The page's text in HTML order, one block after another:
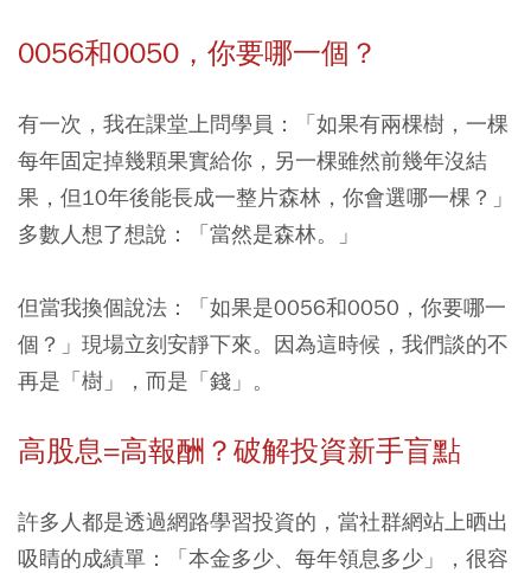
0056和0050，你要哪一個？
有一次，我在課堂上問學員：「如果有兩棵樹，一棵
每年固定掉幾顆果實給你，另一棵雖然前幾年沒結
果，但10年後能長成一整片森林，你會選哪一棵？」
多數人想了想說：「當然是森林。」
但當我換個說法：「如果是0056和0050，你要哪一
個？」現場立刻安靜下來。因為這時候，我們談的不
再是「樹」，而是「錢」。
高股息=高報酬？破解投資新手盲點
許多人都是透過網路學習投資的，當社群網站上晒出
吸睛的成績單：「本金多少、每年領息多少」，很容